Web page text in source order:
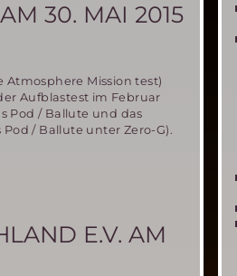
30. MAI 2015
Atmosphere Mission test)
Aufblastest im Februar
Pod / Ballute und das
/ Ballute unter Zero-G).
E.V. AM